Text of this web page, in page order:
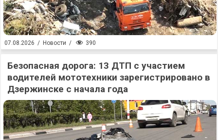
07.08.2026 / Новости / 390
Безопасная дорога: 13 ДТП с участием
водителей мототехники зарегистрировано в
Дзержинске с начала года